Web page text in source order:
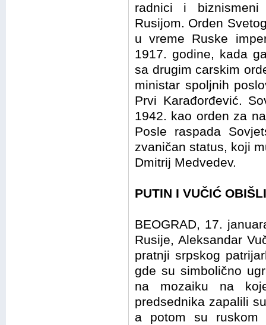
radnici i
Rusijom. Orden
u vreme Ruske
1917. godine, kada
sa drugim carskim
ministar spoljnih
Prvi Karađorđević.
1942. kao orden za
Posle raspada
zvaničan status, koji
Dmitrij Medvedev.
PUTIN I VUČIĆ
BEOGRAD, 17.
Rusije, Aleksandar
pratnji srpskog
gde su simbolično
na mozaiku na
predsednika zapalili
a potom su ruskom